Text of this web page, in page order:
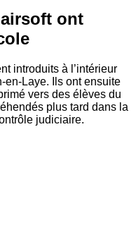
ont
introduits à l’intérieur
en-Laye. Ils ont ensuite
vers des élèves du
plus tard dans la
judiciaire.